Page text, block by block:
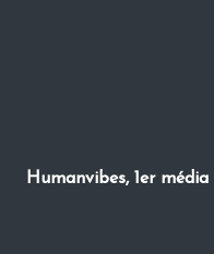
Humanvibes, 1er